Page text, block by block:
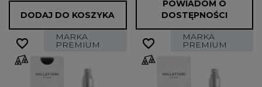
DODAJ DO KOSZYKA
POWIADOM O
DOSTĘPNOŚCI
MARKA
PREMIUM
favorite_border
favorite_border MARKA
PREMIUM
favorite_border
favorite_border